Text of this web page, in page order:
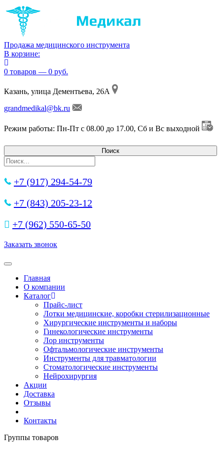
Продажа медицинского инструмента
В корзине:
0 товаров — 0 руб.
Казань, улица Дементьева, 26А
grandmedikal@bk.ru
Режим работы: Пн-Пт с 08.00 до 17.00, Сб и Вс выходной
+7 (917) 294-54-79
+7 (843) 205-23-12
+7 (962) 550‑65‑50‬
Заказать звонок
Toggle navigation
Главная
О компании
Каталог
Прайс-лист
Лотки медицинские, коробки стерилизационные
Хирургические инструменты и наборы
Гинекологические инструменты
Лор инструменты
Офтальмологические инструменты
Инструменты для травматологии
Стоматологические инструменты
Нейрохирургия
Акции
Доставка
Отзывы
Контакты
Группы товаров